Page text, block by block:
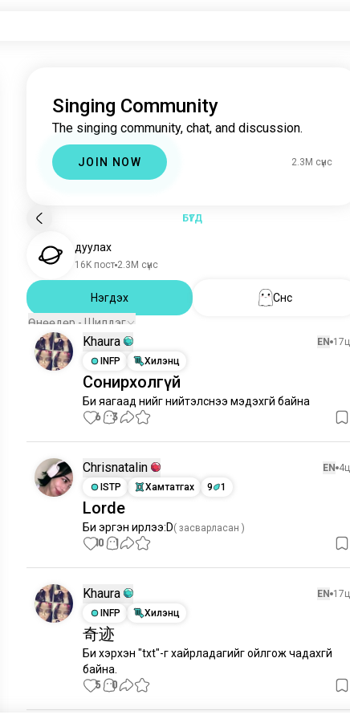
Singing Community
The singing community, chat, and discussion.
JOIN NOW 2.3M сүнс
БҮГД
дуулах
16K пост 2.3M сүнс
Нэгдэх
Сүнс
Өнөөдөр - Шилдэг
Khaura EN 17ц
INFP
Хилэнц
Сонирхолгүй
Би яагаад үүнийг нийтэлснээ мэдэхгүй байна
6 3
Chrisnatalin EN 4ц
ISTP
Хамтатгах 9 1
Lorde
Би эргэн ирлээ:D( засварласан )
10 1
Khaura EN 17ц
INFP
Хилэнц
奇迹
Би хэрхэн "txt"-г хайрладагийг ойлгож чадахгүй
байна.
5 0